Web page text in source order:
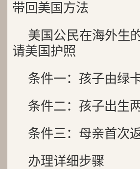
带回美国方法
美国公民在海外生
请美国护照
条件一：孩子由绿
条件二：孩子出生
条件三：母亲首次
办理详细步骤